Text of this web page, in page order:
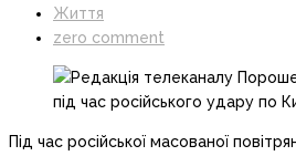
Життя
zero comment
Під час російської масованої